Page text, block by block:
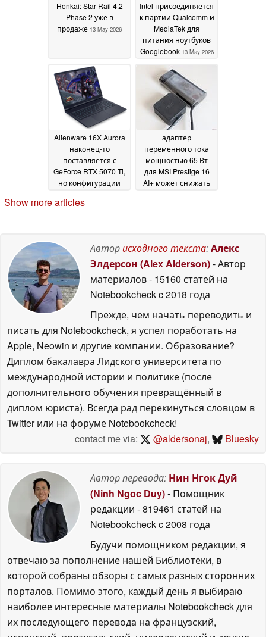
Honkai: Star Rail 4.2
Phase 2 уже в
продаже 13 May 2026
Intel присоединяется
к партии Qualcomm и
MediaTek для
питания ноутбуков
Googlebook 13 May 2026
Alienware 16X Aurora
наконец-то
поставляется с
GeForce RTX 5070 Ti,
но конфигурации
недовольство
адаптер
переменного тока
мощностью 65 Вт
для MSI Prestige 16
AI+ может снижать
Show more articles
Авторисходного текста:Алекс
Элдерсон (Alex Alderson)- Автор
материалов- 15160 статей на
Notebookcheckc 2018 года
Прежде, чем начать переводить и
писать для Notebookcheck, я успел поработать на
Apple, Neowin и другие компании. Образование?
Диплом бакалавра Лидского университета по
международной истории и политике (после
дополнительного обучения превращённый в
диплом юриста). Всегда рад перекинуться словцом в
Twitter или на форуме Notebookcheck!
contact me via:
@aldersonaj, Bluesky
Автор перевода: Нин Нгок Дуй
(Ninh Ngoc Duy)- Помощник
редакции - 819461 статей на
Notebookcheckc 2008 года
Будучи помощником редакции, я
отвечаю за пополнение нашей Библиотеки, в
которой собраны обзоры с самых разных сторонних
порталов. Помимо этого, каждый день я выбираю
наиболее интересные материалы Notebookcheck для
их последующего перевода на французский,